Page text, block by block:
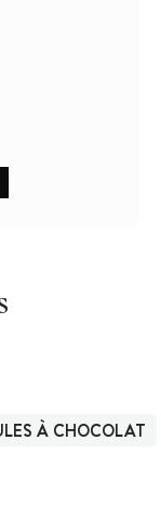
À CHOCOLAT